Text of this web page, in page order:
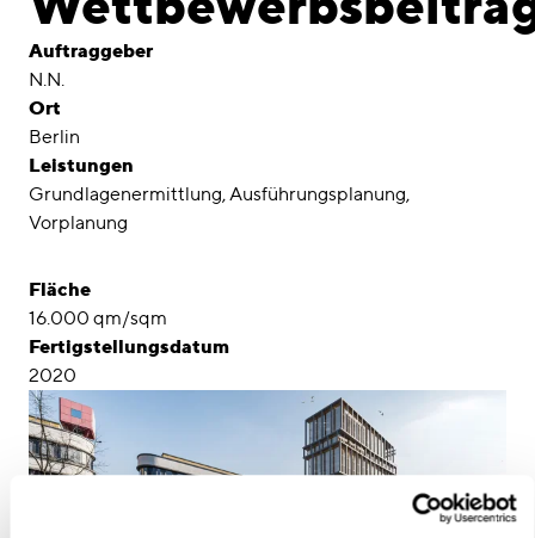
Awards
Karriere
Standorte
linkedininstagram
Deutsch
Impressum
Datenschutz
Auftraggeber
N.N.
Ort
Berlin
Leistungen
Grundlagenermittlung Ausführungsplanung
Vorplanung
Fläche
16.000 qm/sqm
Fertigstellungsdatum
2020